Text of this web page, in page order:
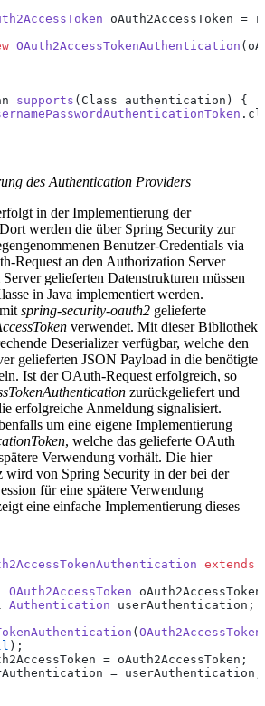
oAuth2AccessToken =
OAuth2AccessTokenAuthentication
supports ( Class authentication ) {
.
des Authentication Providers
in der Implementierung der
werden die über Spring Security zur
Benutzer-Credentials via
Request an den Authorization Server
gelieferten Datenstrukturen müssen
in Java implementiert werden.
spring-security-oauth2 gelieferte
verwendet. Mit dieser Bibliothek
Deserializer verfügbar, welche den
gelieferten JSON Payload in die benötigte
Ist der OAuth-Request erfolgreich, so
zurückgeliefert und
erfolgreiche Anmeldung signalisiert.
um eine eigene Implementierung
, welche das gelieferte OAuth
Verwendung vorhält. Die hier
wird von Spring Security in der bei der
für eine spätere Verwendung
eine einfache Implementierung dieses
extends
OAuth2AccessToken
Authentication userAuthentication;
( OAuth2AccessToken
);
= oAuth2AccessToken;
= userAuthentication;